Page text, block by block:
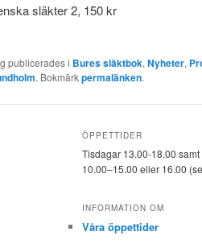
släkter 2, 150 kr
publicerades i Bures släktbok, Nyheter,
. Bokmärkpermalänken.
ÖPPETTIDER
Tisdagar 13.00-18.00
10.00–15.00 eller 16.00
INFORMATION OM
Våra öppettider